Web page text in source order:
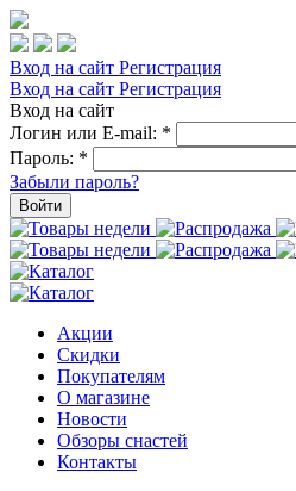
Вход на сайт Регистрация
Вход на сайт Регистрация
Вход на сайт
Логин или E-mail: *
Пароль: *
Забыли пароль?
Войти
Акции
Скидки
Покупателям
О магазине
Новости
Обзоры снастей
Контакты